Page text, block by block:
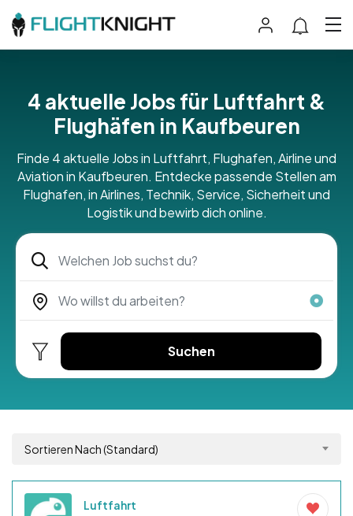
4 aktuelle Jobs für Luftfahrt &
Flughäfen in Kaufbeuren
Finde 4 aktuelle Jobs in Luftfahrt, Flughafen, Airline und
Aviation in Kaufbeuren. Entdecke passende Stellen am
Flughafen, in Airlines, Technik, Service, Sicherheit und
Logistik und bewirb dich online.
Suchen
Sortieren Nach (Standard)
Luftfahrt